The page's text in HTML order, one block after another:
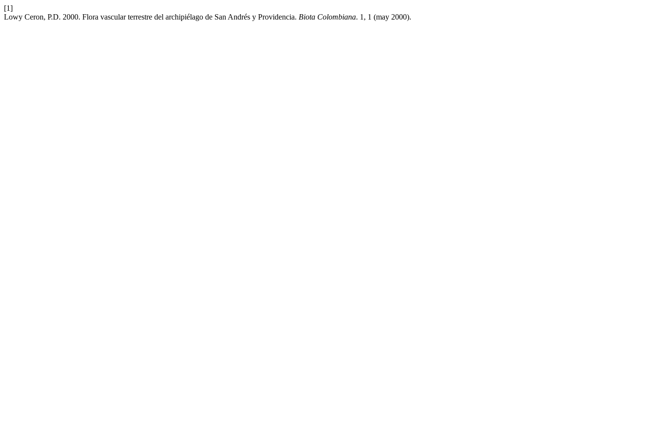
[1]
Lowy Ceron, P.D. 2000. Flora vascular terrestre del archipiélago de San Andrés y Providencia. Biota Colombiana. 1, 1 (may 2000).